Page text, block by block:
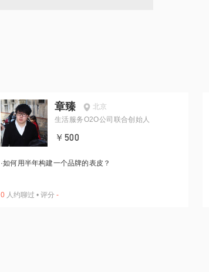
章臻
北京
生活服务O2O公司联合创始人
￥500
·如何用半年构建一个品牌的表皮？
0 人约聊过 • 评分 -